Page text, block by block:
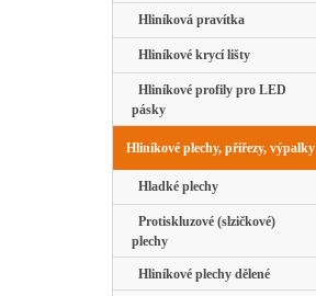
Hliníková pravítka
Hliníkové krycí lišty
Hliníkové profily pro LED
pásky
Hliníkové plechy, přířezy, výpalky
Hladké plechy
Protiskluzové (slzičkové)
plechy
Hliníkové plechy dělené